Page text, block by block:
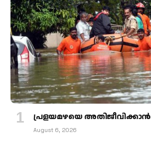
പ്രളയമഴയെ അതിജീവിക്കാന്‍
August 6, 2026